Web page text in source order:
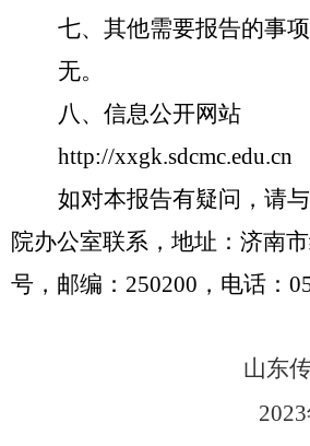
七、 其他需要报告的事项
无。
八、信息公开网站
http://xxgk.sdcmc.edu.cn
如对本报告有疑问，请
院办公室联系，地址：济南
号，邮编：250200，电话：
山东